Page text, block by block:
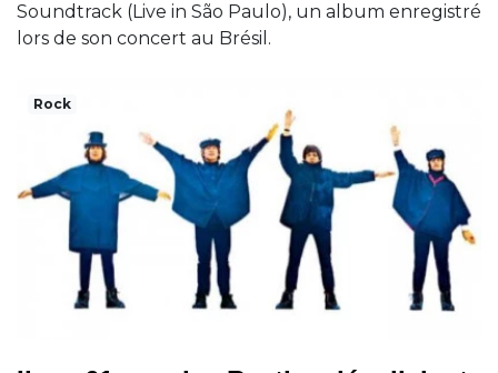
Soundtrack (Live in São Paulo), un album enregistré
lors de son concert au Brésil.
Rock